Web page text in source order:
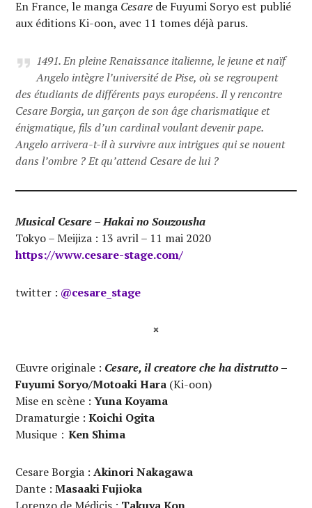
En France, le manga Cesare de Fuyumi Soryo est publié
aux éditions Ki-oon, avec 11 tomes déjà parus.
1491. En pleine Renaissance italienne, le jeune et naïf
Angelo intègre l’université de Pise, où se regroupent
des étudiants de différents pays européens. Il y rencontre
Cesare Borgia, un garçon de son âge charismatique et
énigmatique, fils d’un cardinal voulant devenir pape.
Angelo arrivera-t-il à survivre aux intrigues qui se nouent
dans l’ombre ? Et qu’attend Cesare de lui ?
Musical Cesare – Hakai no Souzousha
Tokyo – Meijiza : 13 avril – 11 mai 2020
https://www.cesare-stage.com/
twitter : @cesare_stage
¤
Œuvre originale : Cesare, il creatore che ha distrutto–
Fuyumi Soryo/Motoaki Hara (Ki-oon)
Mise en scène :Yuna Koyama
Dramaturgie :Koichi Ogita
Musique：Ken Shima
Cesare Borgia :Akinori Nakagawa
Dante :Masaaki Fujioka